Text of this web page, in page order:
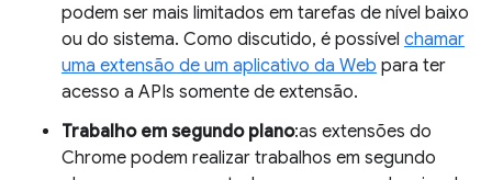
podem ser mais limitados em tarefas de nível baixo
ou do sistema. Como discutido, é possível chamar
uma extensão de um aplicativo da Web para ter
acesso a APIs somente de extensão.
Trabalho em segundo plano:as extensões do
Chrome podem realizar trabalhos em segundo